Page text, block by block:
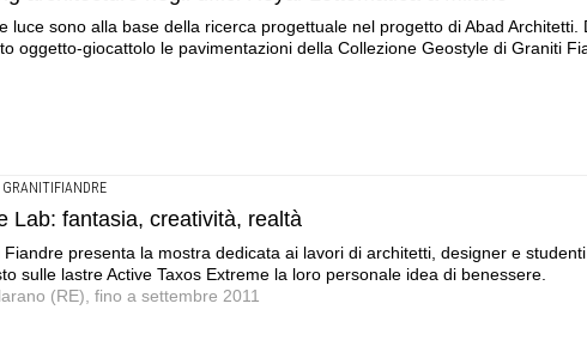
luce sono alla base della ricerca progettuale nel progetto di Abad Architetti.
oggetto-giocattolo le pavimentazioni della Collezione Geostyle di Graniti
GRANITIFIANDRE
Lab: fantasia, creatività, realtà
Fiandre presenta la mostra dedicata ai lavori di architetti, designer e
sulle lastre Active Taxos Extreme la loro personale idea di benessere.
(RE), fino a settembre 2011